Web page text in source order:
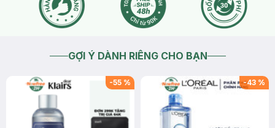
GỢI Ý DÀNH RIÊNG CHO BẠN
-55 % -43 %